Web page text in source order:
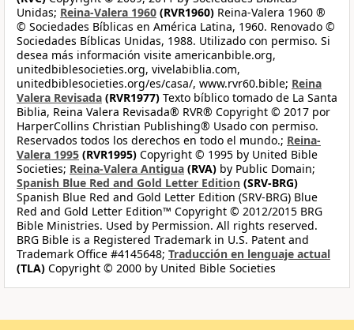
Unidas; Reina-Valera 1960 (RVR1960) Reina-Valera 1960 ®
© Sociedades Bíblicas en América Latina, 1960. Renovado ©
Sociedades Bíblicas Unidas, 1988. Utilizado con permiso. Si
desea más información visite americanbible.org,
unitedbiblesocieties.org, vivelabiblia.com,
unitedbiblesocieties.org/es/casa/, www.rvr60.bible; Reina
Valera Revisada (RVR1977) Texto bíblico tomado de La Santa
Biblia, Reina Valera Revisada® RVR® Copyright © 2017 por
HarperCollins Christian Publishing® Usado con permiso.
Reservados todos los derechos en todo el mundo.; Reina-
Valera 1995 (RVR1995) Copyright © 1995 by United Bible
Societies; Reina-Valera Antigua (RVA) by Public Domain;
Spanish Blue Red and Gold Letter Edition (SRV-BRG)
Spanish Blue Red and Gold Letter Edition (SRV-BRG) Blue
Red and Gold Letter Edition™ Copyright © 2012/2015 BRG
Bible Ministries. Used by Permission. All rights reserved.
BRG Bible is a Registered Trademark in U.S. Patent and
Trademark Office #4145648; Traducción en lenguaje actual
(TLA) Copyright © 2000 by United Bible Societies